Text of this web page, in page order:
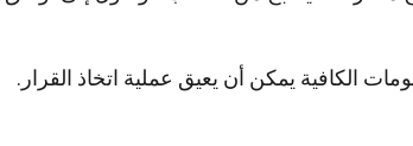
الكافية يمكن أن يعيق عملية اتخاذ القرار.